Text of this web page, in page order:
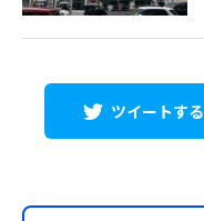
ツイートする